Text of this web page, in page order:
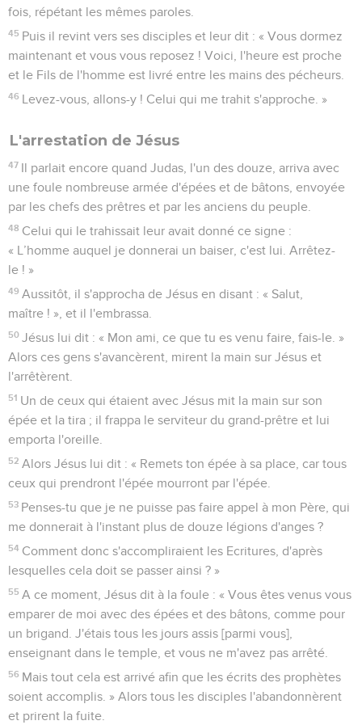
fois, répétant les mêmes paroles.
45 Puis il revint vers ses disciples et leur dit : « Vous dormez
maintenant et vous vous reposez ! Voici, l'heure est proche
et le Fils de l'homme est livré entre les mains des pécheurs.
46 Levez-vous, allons-y ! Celui qui me trahit s'approche. »
L'arrestation de Jésus
47 Il parlait encore quand Judas, l'un des douze, arriva avec
une foule nombreuse armée d'épées et de bâtons, envoyée
par les chefs des prêtres et par les anciens du peuple.
48 Celui qui le trahissait leur avait donné ce signe :
« L’homme auquel je donnerai un baiser, c'est lui. Arrêtez-
le ! »
49 Aussitôt, il s'approcha de Jésus en disant : « Salut,
maître ! », et il l'embrassa.
50 Jésus lui dit : « Mon ami, ce que tu es venu faire, fais-le. »
Alors ces gens s'avancèrent, mirent la main sur Jésus et
l'arrêtèrent.
51 Un de ceux qui étaient avec Jésus mit la main sur son
épée et la tira ; il frappa le serviteur du grand-prêtre et lui
emporta l'oreille.
52 Alors Jésus lui dit : « Remets ton épée à sa place, car tous
ceux qui prendront l'épée mourront par l'épée.
53 Penses-tu que je ne puisse pas faire appel à mon Père, qui
me donnerait à l'instant plus de douze légions d'anges ?
54 Comment donc s'accompliraient les Ecritures, d'après
lesquelles cela doit se passer ainsi ? »
55 A ce moment, Jésus dit à la foule : « Vous êtes venus vous
emparer de moi avec des épées et des bâtons, comme pour
un brigand. J'étais tous les jours assis [parmi vous],
enseignant dans le temple, et vous ne m'avez pas arrêté.
56 Mais tout cela est arrivé afin que les écrits des prophètes
soient accomplis. » Alors tous les disciples l'abandonnèrent
et prirent la fuite.